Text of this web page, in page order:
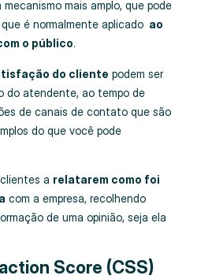
mais amplo, que pode
é normalmente aplicado ao
o público.
do cliente podem ser
do atendente, ao tempo de
de canais de contato que são
do que você pode
a relatarem como foi
com a empresa, recolhendo
de uma opinião, seja ela
Score (CSS)